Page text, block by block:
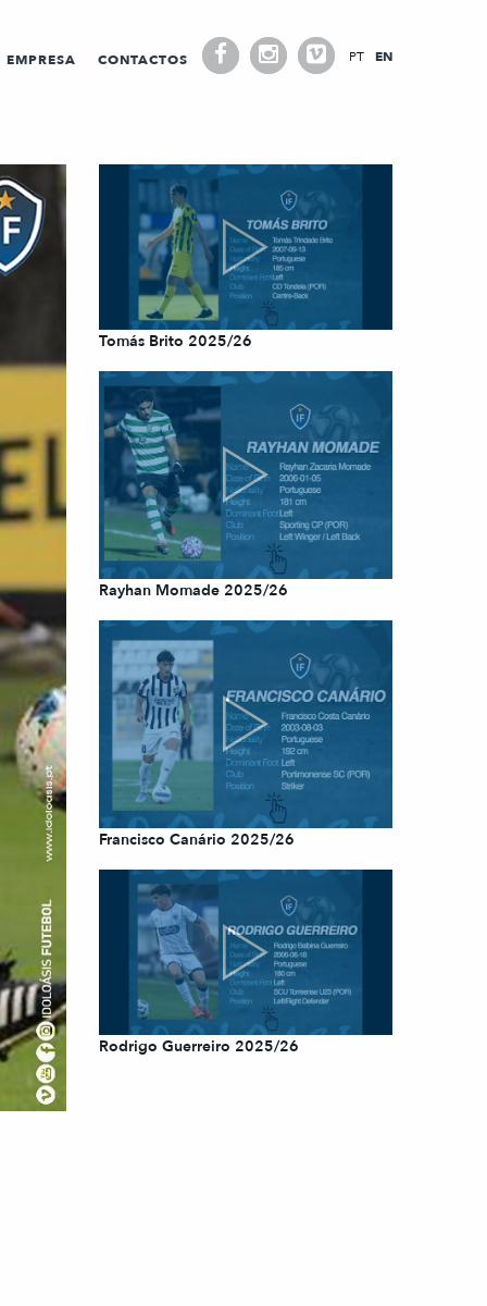
EMPRESA CONTACTOS PT EN
Tomás Brito 2025/26
Rayhan Momade 2025/26
Francisco Canário 2025/26
Rodrigo Guerreiro 2025/26